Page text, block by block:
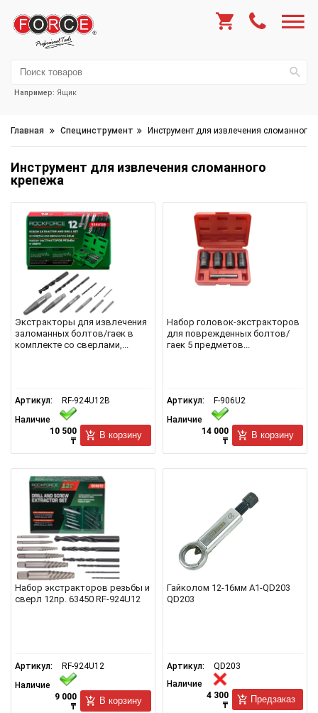
Например: Ящик
Главная Специнструмент Инструмент для извлечения сломанного
Инструмент для извлечения сломанного
крепежа
Экстракторы для извлечения
заломанных болтов/гаек в
комплекте со сверлами,...
Артикул:
RF-924U12B
Наличие
10 500
₸
В корзину
Набор головок-экстракторов
для поврежденных болтов/
гаек 5 предметов...
Артикул:
F-906U2
Наличие
14 000
₸
В корзину
Набор экстракторов резьбы и
сверл 12пр. 63450 RF-924U12
Артикул:
RF-924U12
Наличие
9 000
₸
В корзину
Гайколом 12-16мм A1-QD203
QD203
Артикул:
QD203
Наличие
4 300
₸
Предзаказ